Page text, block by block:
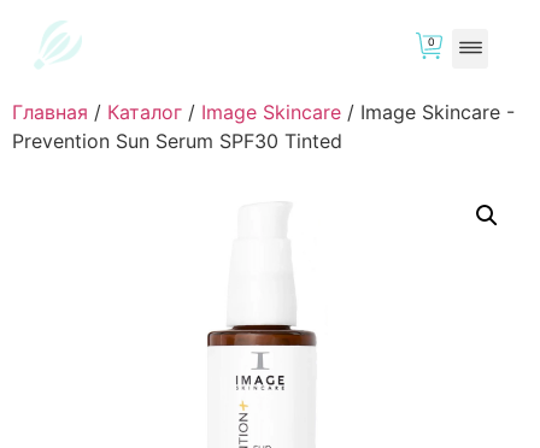
0
Главная / Каталог / Image Skincare / Image Skincare -
Prevention Sun Serum SPF30 Tinted